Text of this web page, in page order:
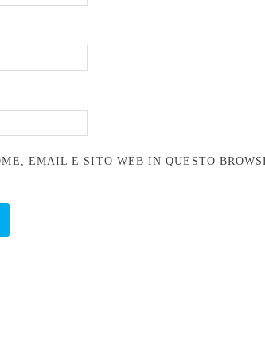
EMAIL E SITO WEB IN QUESTO